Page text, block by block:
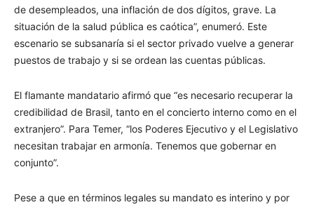
de desempleados, una inflación de dos dígitos, grave. La
situación de la salud pública es caótica”, enumeró. Este
escenario se subsanaría si el sector privado vuelve a generar
puestos de trabajo y si se ordean las cuentas públicas.
El flamante mandatario afirmó que “es necesario recuperar la
credibilidad de Brasil, tanto en el concierto interno como en el
extranjero”. Para Temer, “los Poderes Ejecutivo y el Legislativo
necesitan trabajar en armonía. Tenemos que gobernar en
conjunto”.
Pese a que en términos legales su mandato es interino y por